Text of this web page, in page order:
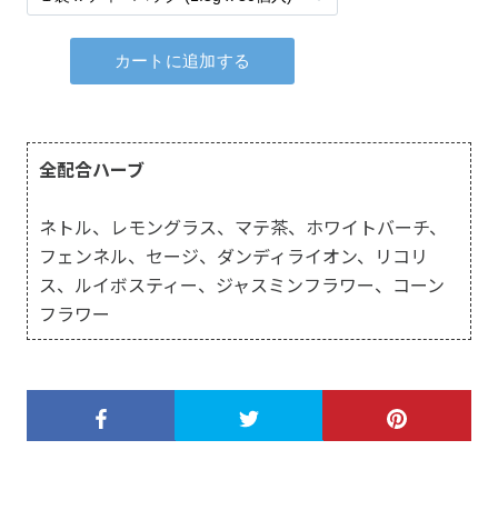
全配合ハーブ
ネトル、レモングラス、マテ茶、ホワイトバーチ、
フェンネル、セージ、ダンディライオン、リコリ
ス、ルイボスティー、ジャスミンフラワー、コーン
フラワー